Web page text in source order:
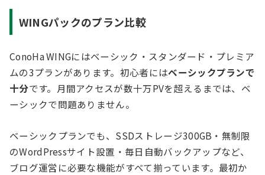
WINGパックのプラン比較
ConoHa WINGにはベーシック・スタンダード・プレミア
ムの3プランがあります。初心者にはベーシックプランで
十分です。月間アクセスが数十万PVを超えるまでは、ベ
ーシックで問題ありません。
ベーシックプランでも、SSDストレージ300GB・無制限
のWordPressサイト設置・毎日自動バックアップなど、
ブログ運営に必要な機能がすべて揃っています。最初か